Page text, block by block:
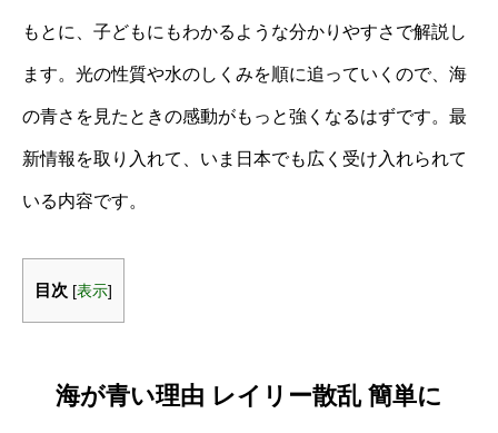
もとに、子どもにもわかるような分かりやすさで解説し
ます。光の性質や水のしくみを順に追っていくので、海
の青さを見たときの感動がもっと強くなるはずです。最
新情報を取り入れて、いま日本でも広く受け入れられて
いる内容です。
目次 [表示]
海が青い理由 レイリー散乱 簡単に